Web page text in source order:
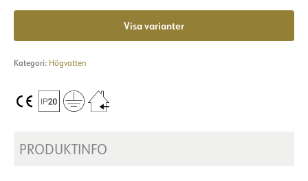
Visa varianter
Kategori: Högvatten
PRODUKTINFO